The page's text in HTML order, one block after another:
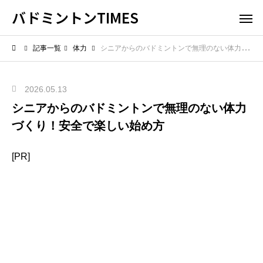
バドミントンTIMES
記事一覧 体力 シニアからのバドミントンで無理のない体力づくり！安全で楽しい始め方
2026.05.13
シニアからのバドミントンで無理のない体力
づくり！安全で楽しい始め方
[PR]